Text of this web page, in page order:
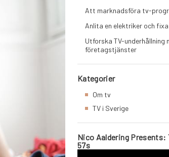
Att marknadsföra tv-
Anlita en elektriker och
Utforska TV-underhållning
företagstjänster
Kategorier
Om tv
TV i Sverige
Nico Aaldering Presents:
57s